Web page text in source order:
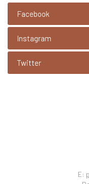
Facebook
Instagram
Twitter
E: